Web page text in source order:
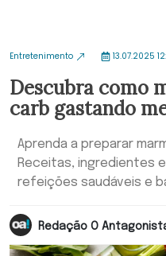
Entretenimento 13.07.2025
Descubra como
carb gastando
Aprenda a preparar
Receitas, ingredientes
refeições saudáveis e
Redação O